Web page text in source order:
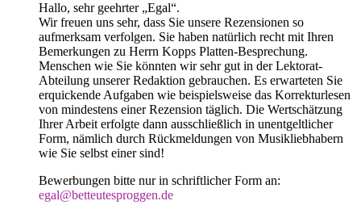
Hallo, sehr geehrter „Egal“.
Wir freuen uns sehr, dass Sie unsere Rezensionen so
aufmerksam verfolgen. Sie haben natürlich recht mit Ihren
Bemerkungen zu Herrn Kopps Platten-Besprechung.
Menschen wie Sie könnten wir sehr gut in der Lektorat-
Abteilung unserer Redaktion gebrauchen. Es erwarteten Sie
erquickende Aufgaben wie beispielsweise das Korrekturlesen
von mindestens einer Rezension täglich. Die Wertschätzung
Ihrer Arbeit erfolgte dann ausschließlich in unentgeltlicher
Form, nämlich durch Rückmeldungen von Musikliebhabern
wie Sie selbst einer sind!
Bewerbungen bitte nur in schriftlicher Form an:
egal@betteutesproggen.de